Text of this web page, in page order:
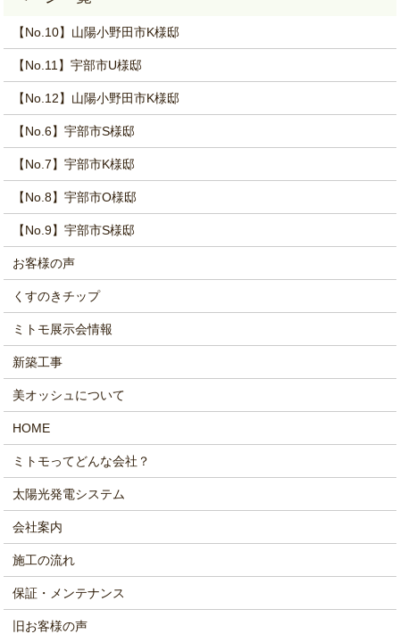
【No.10】山陽小野田市K様邸
【No.11】宇部市U様邸
【No.12】山陽小野田市K様邸
【No.6】宇部市S様邸
【No.7】宇部市K様邸
【No.8】宇部市O様邸
【No.9】宇部市S様邸
お客様の声
くすのきチップ
ミトモ展示会情報
新築工事
美オッシュについて
HOME
ミトモってどんな会社？
太陽光発電システム
会社案内
施工の流れ
保証・メンテナンス
旧お客様の声